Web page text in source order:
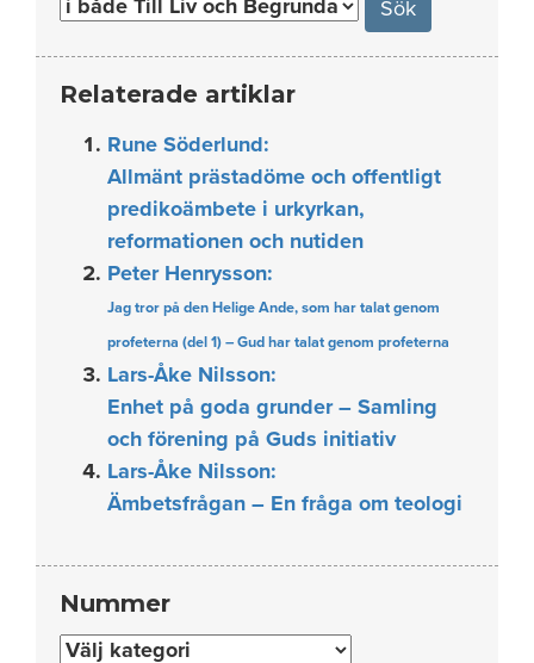
Relaterade artiklar
Rune Söderlund:
Allmänt prästadöme och offentligt
predikoämbete i urkyrkan,
reformationen och nutiden
Peter Henrysson:
Jag tror på den Helige Ande, som har talat genom
profeterna (del 1) – Gud har talat genom profeterna
Lars-Åke Nilsson:
Enhet på goda grunder – Samling
och förening på Guds initiativ
Lars-Åke Nilsson:
Ämbetsfrågan – En fråga om teologi
Nummer
Nummer